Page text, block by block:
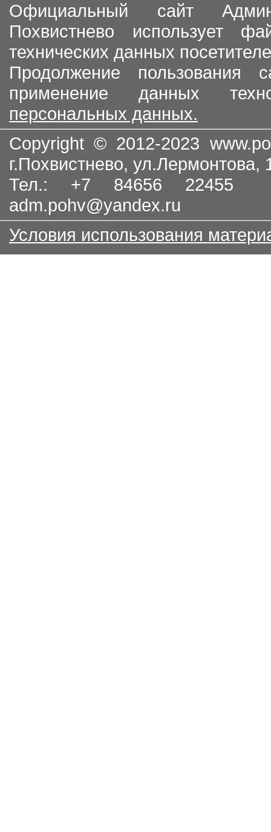
Официальный сайт
Похвистнево использует
технических данных
Продолжение пользования
применение данных
персональных данных.
Copyright © 2012-2023
г.Похвистнево, ул.Лермонтова,
Тел.: +7 84656
adm.pohv@yandex.ru
Условия использования